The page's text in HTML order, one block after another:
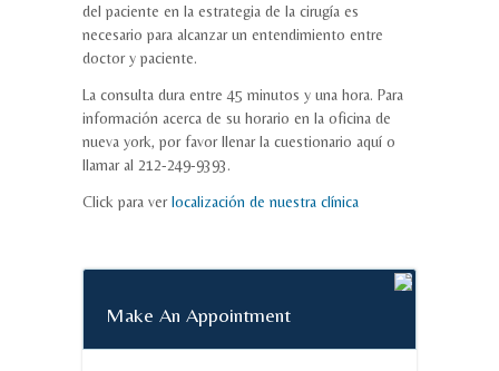
del paciente en la estrategia de la cirugía es
necesario para alcanzar un entendimiento entre
doctor y paciente.
La consulta dura entre 45 minutos y una hora. Para
información acerca de su horario en la oficina de
nueva york, por favor llenar la cuestionario aquí o
llamar al 212-249-9393.
Click para verlocalización de nuestra clínica
Make An Appointment